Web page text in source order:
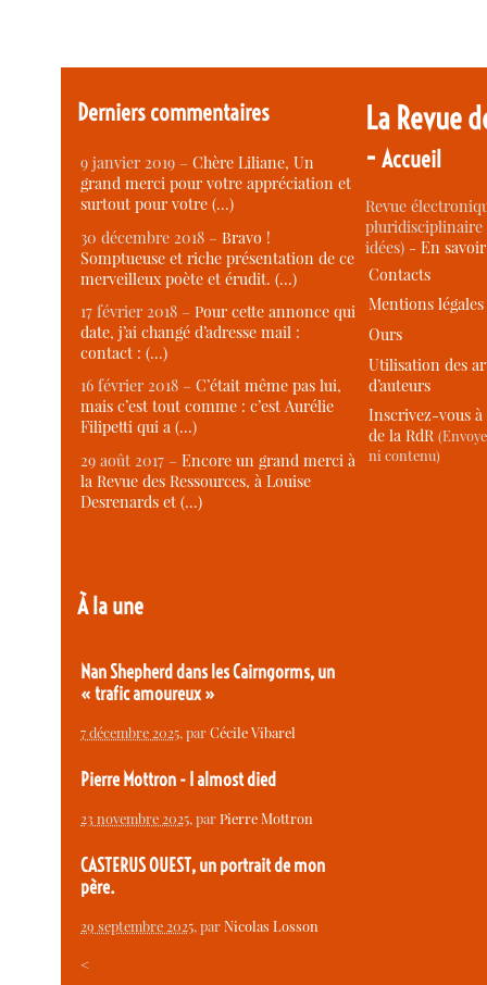
Derniers commentaires
9 janvier 2019 –Chère Liliane, Un
grand merci pour votre appréciation et
surtout pour votre (…)
30 décembre 2018 –Bravo !
Somptueuse et riche présentation de ce
merveilleux poète et érudit. (…)
17 février 2018 –Pour cette annonce qui
date, j’ai changé d’adresse mail :
contact : (…)
16 février 2018 –C’était même pas lui,
mais c’est tout comme : c’est Aurélie
Filipetti qui a (…)
29 août 2017 –Encore un grand merci à
la Revue des Ressources, à Louise
Desrenards et (…)
À la une
Nan Shepherd dans les Cairngorms, un
« trafic amoureux »
7 décembre 2025, parCécile Vibarel
Pierre Mottron - I almost died
23 novembre 2025, parPierre Mottron
CASTERUS OUEST, un portrait de mon
père.
29 septembre 2025, parNicolas Losson
<
La Revue
-Accueil
Revue
idées) -En
Contacts
Mentions légales
Ours
Utilisation des
d’auteurs
Inscrivez-vous
de la RdR
ni contenu)